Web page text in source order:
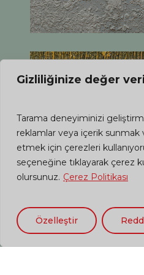
Gizliliğinize değer
Tarama deneyiminizi
reklamlar veya içerik sunmak
etmek için çerezleri
seçeneğine tıklayarak çerez
olursunuz. Çerez Politikası
Özelleştir